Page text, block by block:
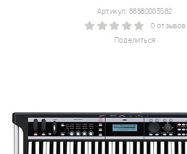
Поделиться
Артикул: 88880003582
0 отзывов